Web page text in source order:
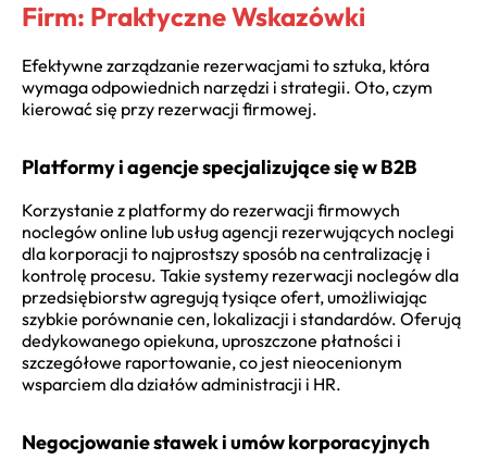
Firm: Praktyczne Wskazówki
Efektywne zarządzanie rezerwacjami to sztuka, która
wymaga odpowiednich narzędzi i strategii. Oto, czym
kierować się przy rezerwacji firmowej.
Platformy i agencje specjalizujące się w B2B
Korzystanie z platformy do rezerwacji firmowych
noclegów online lub usług agencji rezerwujących noclegi
dla korporacji to najprostszy sposób na centralizację i
kontrolę procesu. Takie systemy rezerwacji noclegów dla
przedsiębiorstw agregują tysiące ofert, umożliwiając
szybkie porównanie cen, lokalizacji i standardów. Oferują
dedykowanego opiekuna, uproszczone płatności i
szczegółowe raportowanie, co jest nieocenionym
wsparciem dla działów administracji i HR.
Negocjowanie stawek i umów korporacyjnych